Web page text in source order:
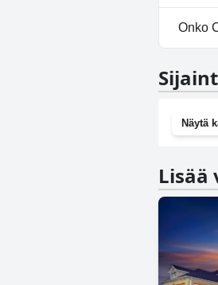
Kyllä,
Onko
Näytä
Lisää